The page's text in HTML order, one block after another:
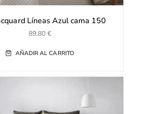
Líneas Azul cama 150
89,80 €
AÑADIR AL CARRITO